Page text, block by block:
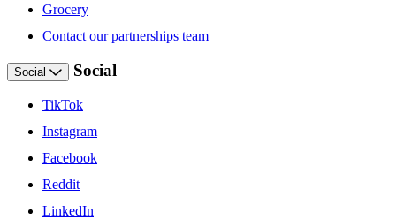
Grocery
Contact our partnerships team
Social Social
TikTok
Instagram
Facebook
Reddit
LinkedIn